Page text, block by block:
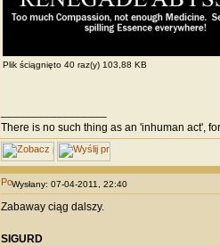
Plik ściągnięto 40 raz(y) 103,88 KB
There is no such thing as an 'inhuman act',
Wysłany: 07-04-2011, 22:40
Zabaway ciąg dalszy.
SIGURD